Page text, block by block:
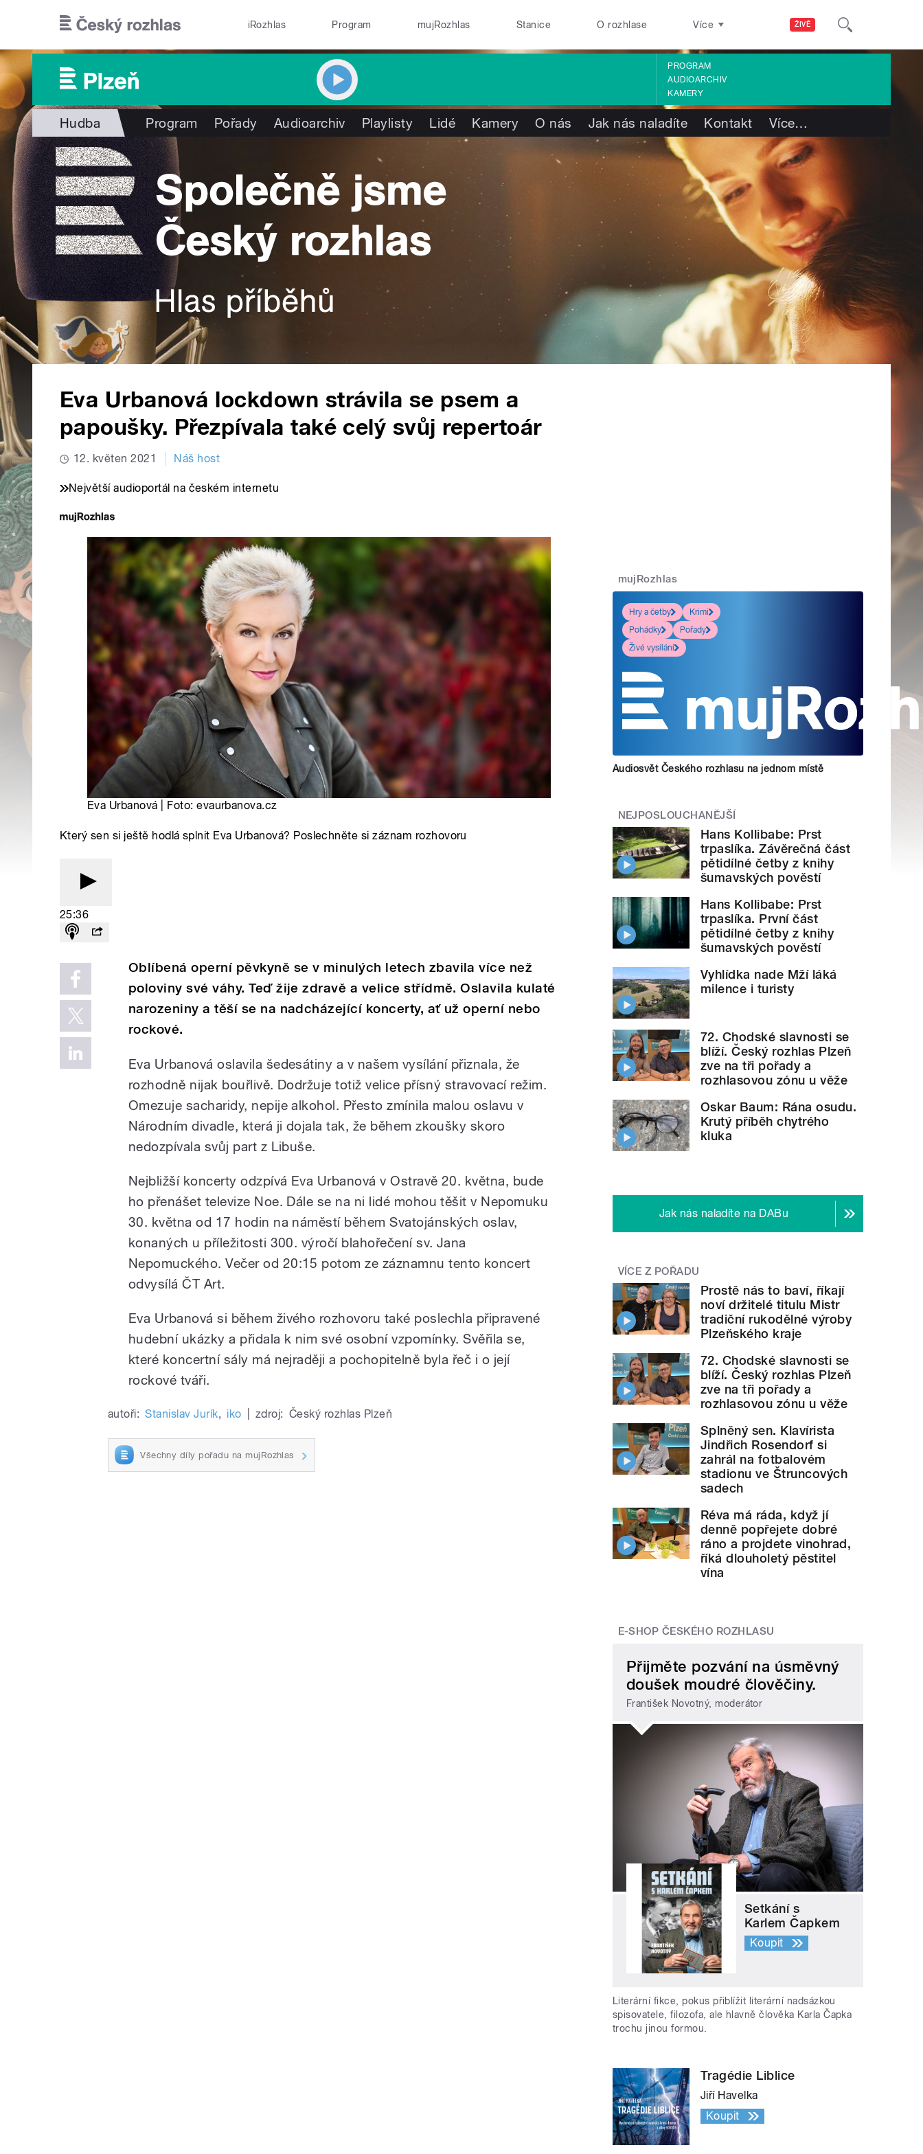
ŽIVĚ
iRozhlas Program mujRozhlas Stanice O rozhlase Více
PROGRAM
AUDIOARCHIV
KAMERY
Hudba Program Pořady Audioarchiv Playlisty Lidé Kamery O nás Jak nás naladíte Kontakt Více…
Eva Urbanová lockdown strávila se psem a
papoušky. Přezpívala také celý svůj repertoár
12. květen 2021 Náš host
Největší audioportál na českém internetu
Eva Urbanová | Foto: evaurbanova.cz
Který sen si ještě hodlá splnit Eva Urbanová? Poslechněte si záznam rozhovoru
25:36
Oblíbená operní pěvkyně se v minulých letech zbavila více než
poloviny své váhy. Teď žije zdravě a velice střídmě. Oslavila kulaté
narozeniny a těší se na nadcházející koncerty, ať už operní nebo
rockové.
Eva Urbanová oslavila šedesátiny a v našem vysílání přiznala, že
rozhodně nijak bouřlivě. Dodržuje totiž velice přísný stravovací režim.
Omezuje sacharidy, nepije alkohol. Přesto zmínila malou oslavu v
Národním divadle, která ji dojala tak, že během zkoušky skoro
nedozpívala svůj part z Libuše.
Nejbližší koncerty odzpívá Eva Urbanová v Ostravě 20. května, bude
ho přenášet televize Noe. Dále se na ni lidé mohou těšit v Nepomuku
30. května od 17 hodin na náměstí během Svatojánských oslav,
konaných u příležitosti 300. výročí blahořečení sv. Jana
Nepomuckého. Večer od 20:15 potom ze záznamnu tento koncert
odvysílá ČT Art.
Eva Urbanová si během živého rozhovoru také poslechla připravené
hudební ukázky a přidala k nim své osobní vzpomínky. Svěřila se,
které koncertní sály má nejraději a pochopitelně byla řeč i o její
rockové tváři.
autoři: Stanislav Jurík, iko zdroj: Český rozhlas Plzeň
Všechny díly pořadu na mujRozhlas
mujRozhlas
Hry a četby
Krimi
Pohádky
Pořady
Živé vysílání
Audiosvět Českého rozhlasu na jednom místě
NEJPOSLOUCHANĚJŠÍ
Hans Kollibabe: Prst
trpaslíka. Závěrečná část
pětidílné četby z knihy
šumavských pověstí
Hans Kollibabe: Prst
trpaslíka. První část
pětidílné četby z knihy
šumavských pověstí
Vyhlídka nade Mží láká
milence i turisty
72. Chodské slavnosti se
blíží. Český rozhlas Plzeň
zve na tři pořady a
rozhlasovou zónu u věže
Oskar Baum: Rána osudu.
Krutý příběh chytrého
kluka
Jak nás naladíte na DABu
VÍCE Z POŘADU
Prostě nás to baví, říkají
noví držitelé titulu Mistr
tradiční rukodělné výroby
Plzeňského kraje
72. Chodské slavnosti se
blíží. Český rozhlas Plzeň
zve na tři pořady a
rozhlasovou zónu u věže
Splněný sen. Klavírista
Jindřich Rosendorf si
zahrál na fotbalovém
stadionu ve Štruncových
sadech
Réva má ráda, když jí
denně popřejete dobré
ráno a projdete vinohrad,
říká dlouholetý pěstitel
vína
E-SHOP ČESKÉHO ROZHLASU
Přijměte pozvání na úsměvný
doušek moudré člověčiny.
František Novotný, moderátor
Setkání s
Karlem Čapkem
Koupit
Literární fikce, pokus přiblížit literární nadsázkou
spisovatele, filozofa, ale hlavně člověka Karla Čapka
trochu jinou formou.
Tragédie Liblice
Jiří Havelka
Koupit